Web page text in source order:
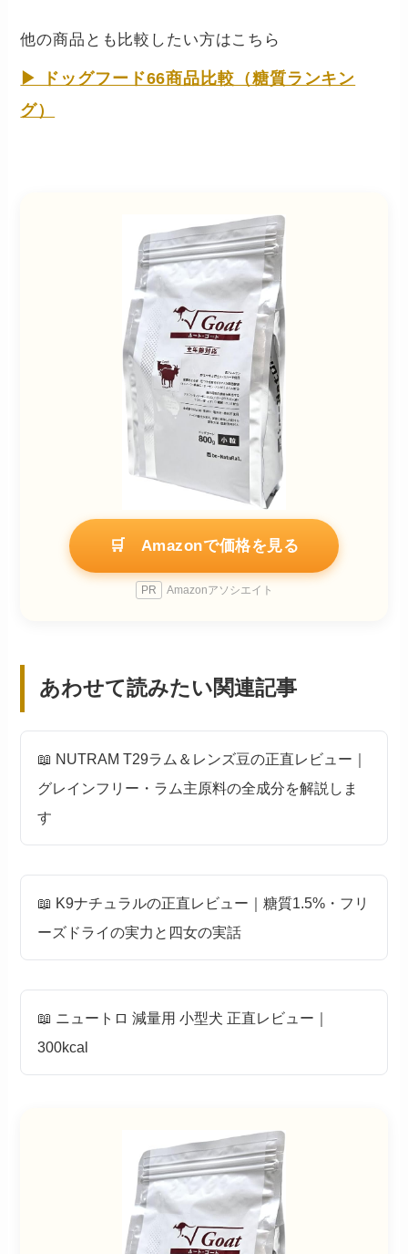
他の商品とも比較したい方はこちら
▶ ドッグフード66商品比較（糖質ランキン
グ）
🛒 Amazonで価格を見る
PR Amazonアソシエイト
あわせて読みたい関連記事
📖 NUTRAM T29ラム＆レンズ豆の正直レビュー｜
グレインフリー・ラム主原料の全成分を解説しま
す
📖 K9ナチュラルの正直レビュー｜糖質1.5%・フリ
ーズドライの実力と四女の実話
📖 ニュートロ 減量用 小型犬 正直レビュー｜
300kcal